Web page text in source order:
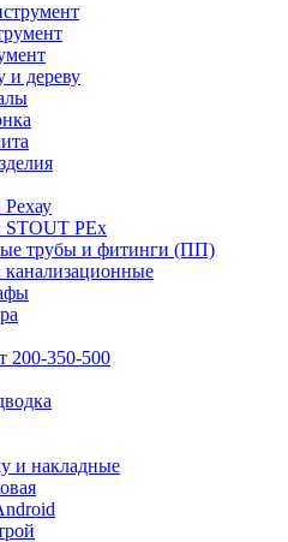
и дереву
PEx
трубы и фитинги (ПП)
200-350-500
и накладные